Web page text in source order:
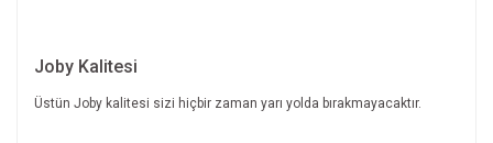
Joby Kalitesi
Üstün Joby kalitesi sizi hiçbir zaman yarı yolda bırakmayacaktır.